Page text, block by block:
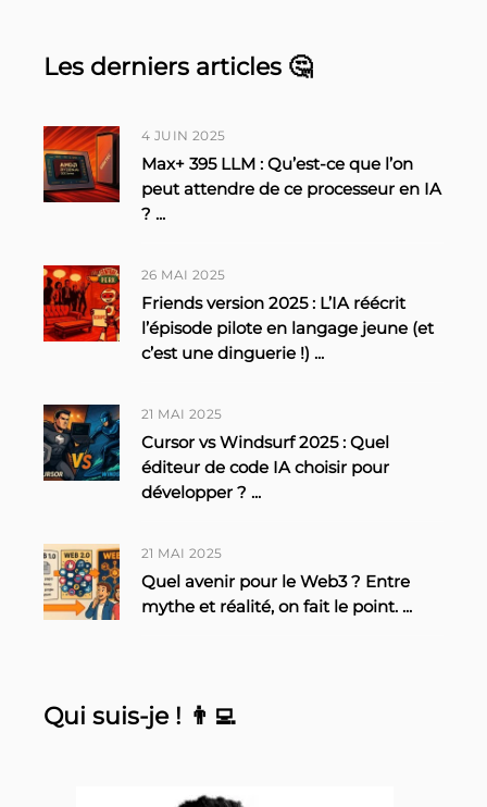
Les derniers articles 🤔
4 JUIN 2025
Max+ 395 LLM : Qu’est-ce que l’on
peut attendre de ce processeur en IA
? ...
26 MAI 2025
Friends version 2025 : L’IA réécrit
l’épisode pilote en langage jeune (et
c’est une dinguerie !) ...
21 MAI 2025
Cursor vs Windsurf 2025 : Quel
éditeur de code IA choisir pour
développer ? ...
21 MAI 2025
Quel avenir pour le Web3 ? Entre
mythe et réalité, on fait le point. ...
Qui suis-je ! 👨‍💻